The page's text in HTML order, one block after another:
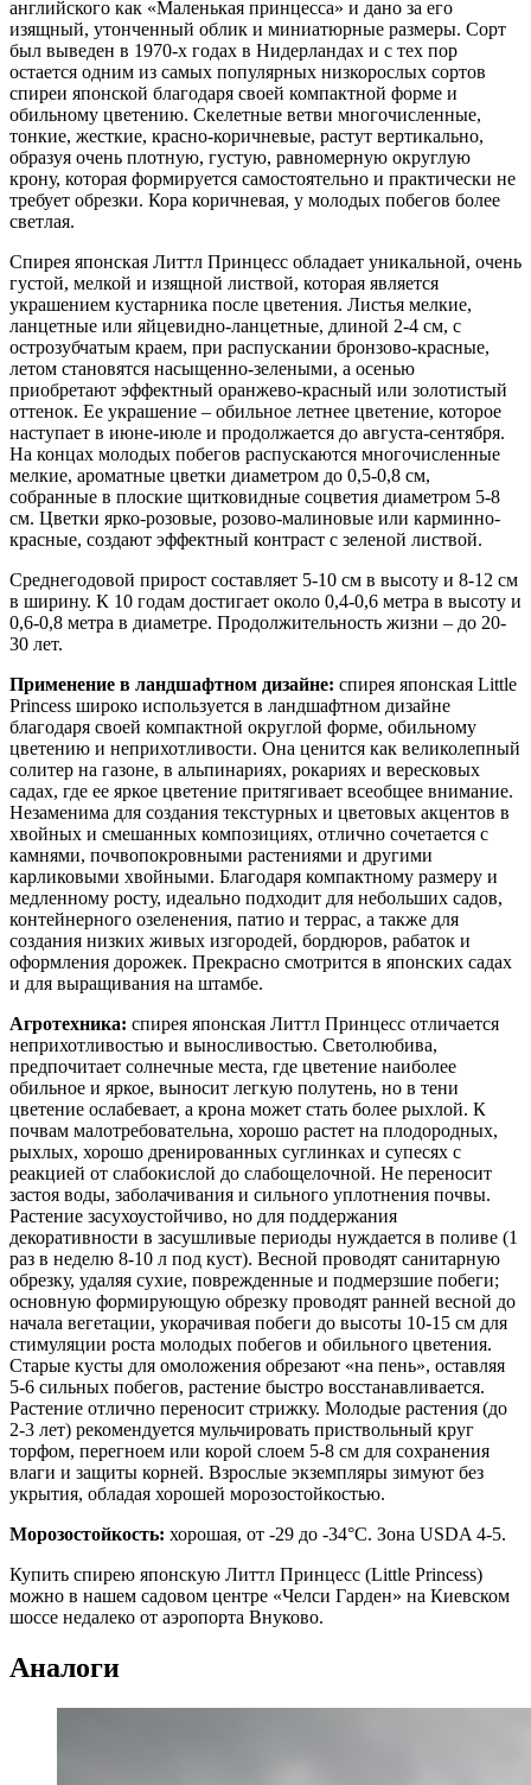
английского как «Маленькая принцесса» и дано за его
изящный, утонченный облик и миниатюрные размеры. Сорт
был выведен в 1970-х годах в Нидерландах и с тех пор
остается одним из самых популярных низкорослых сортов
спиреи японской благодаря своей компактной форме и
обильному цветению. Скелетные ветви многочисленные,
тонкие, жесткие, красно-коричневые, растут вертикально,
образуя очень плотную, густую, равномерную округлую
крону, которая формируется самостоятельно и практически не
требует обрезки. Кора коричневая, у молодых побегов более
светлая.
Спирея японская Литтл Принцесс обладает уникальной, очень
густой, мелкой и изящной листвой, которая является
украшением кустарника после цветения. Листья мелкие,
ланцетные или яйцевидно-ланцетные, длиной 2-4 см, с
острозубчатым краем, при распускании бронзово-красные,
летом становятся насыщенно-зелеными, а осенью
приобретают эффектный оранжево-красный или золотистый
оттенок. Ее украшение – обильное летнее цветение, которое
наступает в июне-июле и продолжается до августа-сентября.
На концах молодых побегов распускаются многочисленные
мелкие, ароматные цветки диаметром до 0,5-0,8 см,
собранные в плоские щитковидные соцветия диаметром 5-8
см. Цветки ярко-розовые, розово-малиновые или карминно-
красные, создают эффектный контраст с зеленой листвой.
Среднегодовой прирост составляет 5-10 см в высоту и 8-12 см
в ширину. К 10 годам достигает около 0,4-0,6 метра в высоту и
0,6-0,8 метра в диаметре. Продолжительность жизни – до 20-
30 лет.
Применение в ландшафтном дизайне: спирея японская Little
Princess широко используется в ландшафтном дизайне
благодаря своей компактной округлой форме, обильному
цветению и неприхотливости. Она ценится как великолепный
солитер на газоне, в альпинариях, рокариях и вересковых
садах, где ее яркое цветение притягивает всеобщее внимание.
Незаменима для создания текстурных и цветовых акцентов в
хвойных и смешанных композициях, отлично сочетается с
камнями, почвопокровными растениями и другими
карликовыми хвойными. Благодаря компактному размеру и
медленному росту, идеально подходит для небольших садов,
контейнерного озеленения, патио и террас, а также для
создания низких живых изгородей, бордюров, рабаток и
оформления дорожек. Прекрасно смотрится в японских садах
и для выращивания на штамбе.
Агротехника: спирея японская Литтл Принцесс отличается
неприхотливостью и выносливостью. Светолюбива,
предпочитает солнечные места, где цветение наиболее
обильное и яркое, выносит легкую полутень, но в тени
цветение ослабевает, а крона может стать более рыхлой. К
почвам малотребовательна, хорошо растет на плодородных,
рыхлых, хорошо дренированных суглинках и супесях с
реакцией от слабокислой до слабощелочной. Не переносит
застоя воды, заболачивания и сильного уплотнения почвы.
Растение засухоустойчиво, но для поддержания
декоративности в засушливые периоды нуждается в поливе (1
раз в неделю 8-10 л под куст). Весной проводят санитарную
обрезку, удаляя сухие, поврежденные и подмерзшие побеги;
основную формирующую обрезку проводят ранней весной до
начала вегетации, укорачивая побеги до высоты 10-15 см для
стимуляции роста молодых побегов и обильного цветения.
Старые кусты для омоложения обрезают «на пень», оставляя
5-6 сильных побегов, растение быстро восстанавливается.
Растение отлично переносит стрижку. Молодые растения (до
2-3 лет) рекомендуется мульчировать приствольный круг
торфом, перегноем или корой слоем 5-8 см для сохранения
влаги и защиты корней. Взрослые экземпляры зимуют без
укрытия, обладая хорошей морозостойкостью.
Морозостойкость: хорошая, от -29 до -34°C. Зона USDA 4-5.
Купить спирею японскую Литтл Принцесс (Little Princess)
можно в нашем садовом центре «Челси Гарден» на Киевском
шоссе недалеко от аэропорта Внуково.
Аналоги